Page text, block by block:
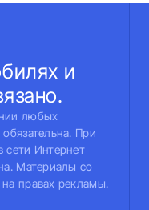
и
любых
При
сети Интернет
Материалы со
правах рекламы.